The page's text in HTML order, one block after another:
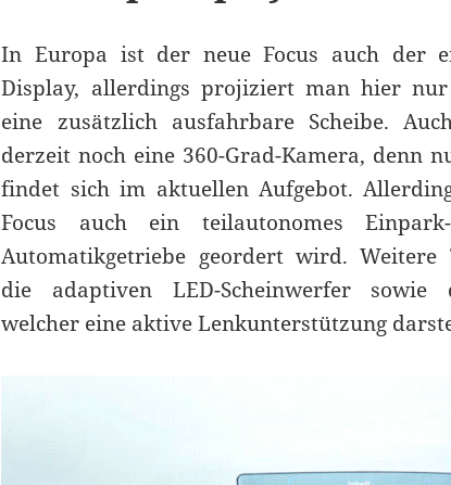
In Europa ist der neue Focus auch der
Display, allerdings projiziert man hier
eine zusätzlich ausfahrbare Scheibe.
derzeit noch eine 360-Grad-Kamera, denn
findet sich im aktuellen Aufgebot.
Focus auch ein teilautonomes
Automatikgetriebe geordert wird. Weitere
die adaptiven LED-Scheinwerfer sowie
welcher eine aktive Lenkunterstützung